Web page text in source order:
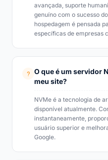
avançada, suporte
genuíno com o sucesso
hospedagem é pensada
específicas de empresas
O que é um servidor
meu site?
NVMe é a tecnologia de
disponível atualmente.
instantaneamente,
usuário superior e
Google.